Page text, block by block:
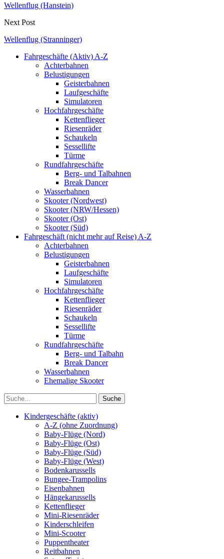
Wellenflug (Hanstein)
Next Post
Wellenflug (Stranninger)
Fahrgeschäfte (Aktiv) A-Z
Achterbahnen
Belustigungen
Geisterbahnen
Laufgeschäfte
Simulatoren
Hochfahrgeschäfte
Kettenflieger
Riesenräder
Schaukeln
Sessellifte
Türme
Rundfahrgeschäfte
Berg- und Talbahnen
Break Dancer
Wasserbahnen
Skooter (Nordwest)
Skooter (NRW/Hessen)
Skooter (Ost)
Skooter (Süd)
Fahrgeschäft (nicht mehr auf Reise) A-Z
Achterbahnen
Belustigungen
Geisterbahnen
Laufgeschäfte
Simulatoren
Hochfahrgeschäfte
Kettenflieger
Riesenräder
Schaukeln
Sessellifte
Türme
Rundfahrgeschäfte
Berg- und Talbahn
Break Dancer
Wasserbahnen
Ehemalige Skooter
Kindergeschäfte (aktiv)
A-Z (ohne Zuordnung)
Baby-Flüge (Nord)
Baby-Flüge (Ost)
Baby-Flüge (Süd)
Baby-Flüge (West)
Bodenkarussells
Bungee-Trampolins
Eisenbahnen
Hängekarussells
Kettenflieger
Mini-Riesenräder
Kinderschleifen
Mini-Scooter
Puppentheater
Reitbahnen